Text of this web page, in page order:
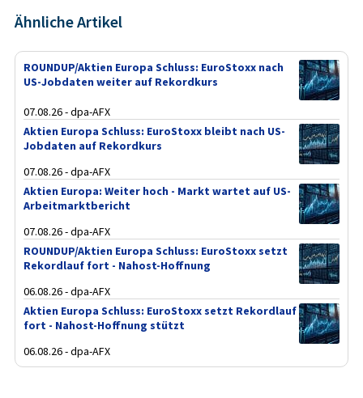
Ähnliche Artikel
ROUNDUP/Aktien Europa Schluss: EuroStoxx nach
US-Jobdaten weiter auf Rekordkurs
07.08.26 - dpa-AFX
Aktien Europa Schluss: EuroStoxx bleibt nach US-
Jobdaten auf Rekordkurs
07.08.26 - dpa-AFX
Aktien Europa: Weiter hoch - Markt wartet auf US-
Arbeitmarktbericht
07.08.26 - dpa-AFX
ROUNDUP/Aktien Europa Schluss: EuroStoxx setzt
Rekordlauf fort - Nahost-Hoffnung
06.08.26 - dpa-AFX
Aktien Europa Schluss: EuroStoxx setzt Rekordlauf
fort - Nahost-Hoffnung stützt
06.08.26 - dpa-AFX